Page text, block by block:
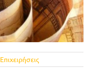
Επιχειρήσεις